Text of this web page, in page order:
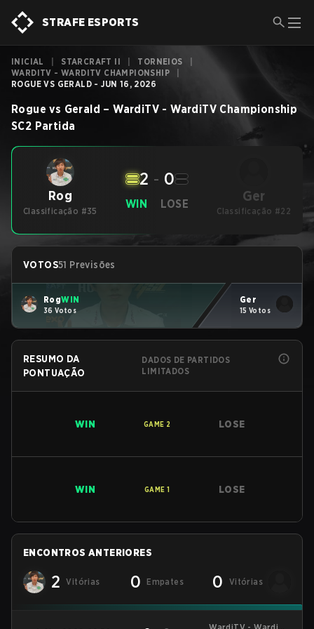
STRAFE ESPORTS
INICIAL STARCRAFT II TORNEIOS
WARDITV - WARDITV CHAMPIONSHIP
ROGUE VS GERALD - JUN 16, 2026
Rogue vs Gerald –WardiTV - WardiTV Championship
SC2 Partida
Rog
Classificação #35
WIN
2 - 0
LOSE Ger
Classificação #22
VOTOS51 Previsões
RogWIN
36 Votos
Ger
15 Votos
RESUMO DA
PONTUAÇÃO
DADOS DE PARTIDOS
LIMITADOS
WIN GAME 2 LOSE
WIN GAME 1 LOSE
ENCONTROS ANTERIORES
2 Vitórias 0 Empates 0 Vitórias